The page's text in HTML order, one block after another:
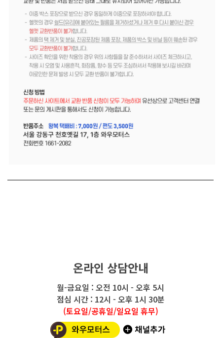
온라인 상담안내
월-금요일 : 오전 10시 - 오후 5시
점심 시간 : 12시 - 오후 1시 30분
(토요일/공휴일/일요일 휴무)